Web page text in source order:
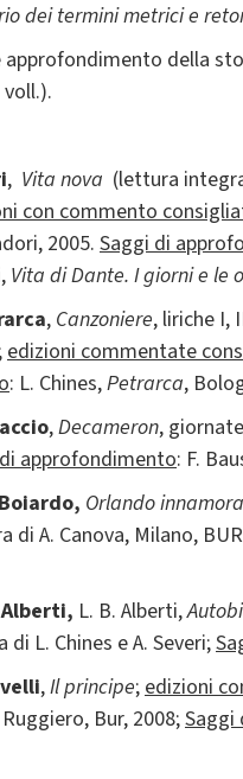
dei termini metrici e
approfondimento della
, Vita nova (lettura
con commento
2005.Saggi di
Vita di Dante. I giorni e le
, Canzoniere, liriche I,
edizioni commentate
: L. Chines,Petrarca,
,Decameron, giornate
approfondimento: F.
Orlando
di A. Canova, Milano,
L. B. Alberti,
di L. Chines e A. Severi;
,Il principe;edizioni
Bur, 2008;